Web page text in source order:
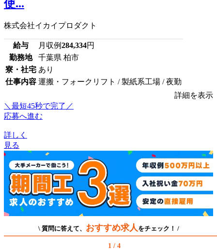
使...
株式会社イカイプロダクト
給与 月収例284,334円
勤務地
千葉県 柏市
寮・社宅 あり
仕事内容 運搬・フォークリフト / 製紙系工場 / 夜勤
詳細を表示
＼最短45秒で完了／
応募へ進む
詳しく
見る
\ 質問に答えて、 おすすめ求人 をチェック！ /
1 / 4